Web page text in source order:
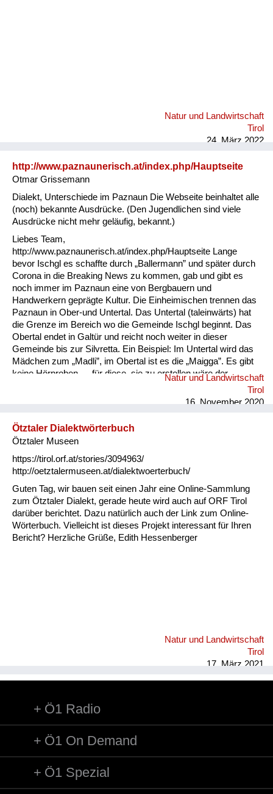
Natur und Landwirtschaft
Tirol
24. März 2022
http://www.paznaunerisch.at/index.php/Hauptseite
Otmar Grissemann
Dialekt, Unterschiede im Paznaun Die Webseite beinhaltet alle
(noch) bekannte Ausdrücke. (Den Jugendlichen sind viele
Ausdrücke nicht mehr geläufig, bekannt.)
Liebes Team,
http://www.paznaunerisch.at/index.php/Hauptseite Lange
bevor Ischgl es schaffte durch „Ballermann” und später durch
Corona in die Breaking News zu kommen, gab und gibt es
noch immer im Paznaun eine von Bergbauern und
Handwerkern geprägte Kultur. Die Einheimischen trennen das
Paznaun in Ober-und Untertal. Das Untertal (taleinwärts) hat
die Grenze im Bereich wo die Gemeinde Ischgl beginnt. Das
Obertal endet in Galtür und reicht noch weiter in dieser
Gemeinde bis zur Silvretta. Ein Beispiel: Im Untertal wird das
Mädchen zum „Madli”, im Obertal ist es die „Maigga”. Es gibt
keine Hörproben — für diese, sie zu erstellen wäre der
bestens geeignet. Er hat eine sehr klare Aussprach, ist ein
Auch mein Cousin Georg Juen (Lehrer AD.) von Galtür,
aufgewachsen in Kappl, kennt auch sehr gut das Ober-und
Untertal — (die bäuerlichen und handwerk...
Natur und Landwirtschaft
Tirol
16. November 2020
Ötztaler Dialektwörterbuch
Ötztaler Museen
https://tirol.orf.at/stories/3094963/
http://oetztalermuseen.at/dialektwoerterbuch/
Guten Tag, wir bauen seit einen Jahr eine Online-Sammlung
zum Ötztaler Dialekt, gerade heute wird auch auf ORF Tirol
darüber berichtet. Dazu natürlich auch der Link zum Online-
Wörterbuch. Vielleicht ist dieses Projekt interessant für Ihren
Bericht? Herzliche Grüße, Edith Hessenberger
Natur und Landwirtschaft
Tirol
17. März 2021
Ö1 Radio
Ö1 On Demand
Ö1 Spezial